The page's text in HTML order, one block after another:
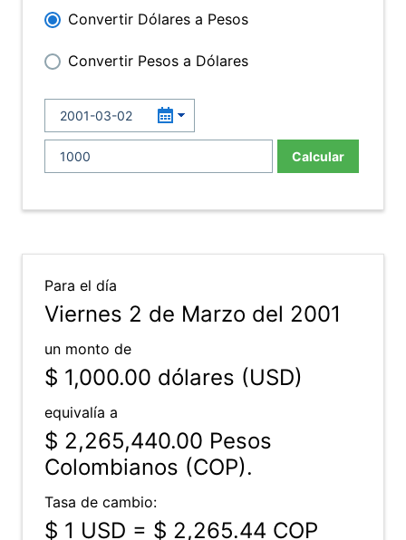
Convertir Dólares a Pesos
Convertir Pesos a Dólares
Calcular
Para el día
Viernes 2 de Marzo del 2001
un monto de
$ 1,000.00 dólares (USD)
equivalía a
$ 2,265,440.00 Pesos
Colombianos (COP).
Tasa de cambio:
$ 1 USD = $ 2,265.44 COP